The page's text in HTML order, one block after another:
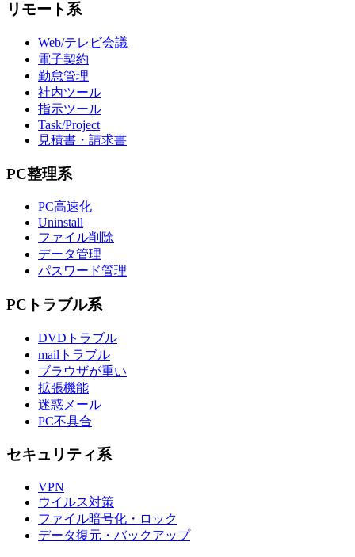
リモート系
Web/テレビ会議
電子契約
勤怠管理
社内ツール
指示ツール
Task/Project
見積書・請求書
PC整理系
PC高速化
Uninstall
ファイル削除
データ管理
パスワード管理
PCトラブル系
DVDトラブル
mailトラブル
ブラウザが重い
拡張機能
迷惑メール
PC不具合
セキュリティ系
VPN
ウイルス対策
ファイル暗号化・ロック
データ復元・バックアップ